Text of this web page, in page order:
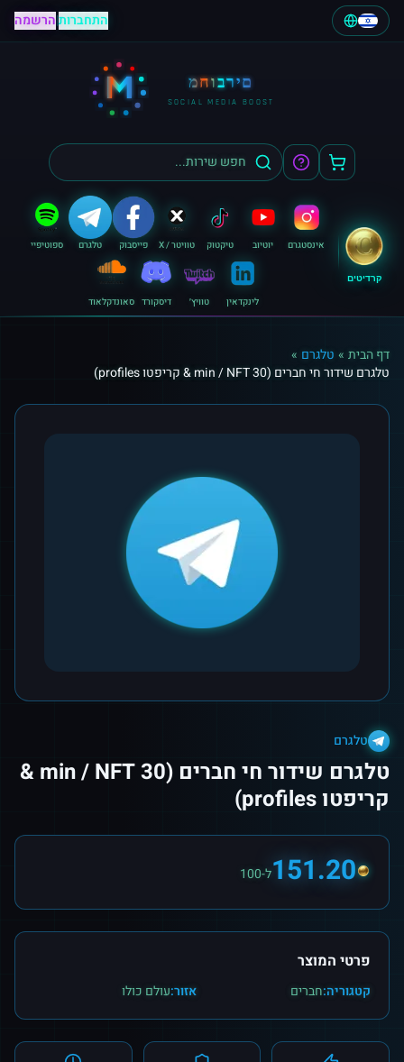
התחברות|הרשמה
M מחוברים
SOCIAL MEDIA BOOST
קרדיטים
אינסטגרם יוטיוב טיקטוק טוויטר / X פייסבוק טלגרם ספוטיפיי
לינקדאין טוויץ׳ דיסקורד סאונדקלאוד
דף הבית » טלגרם »
טלגרם שידור חי חברים (30 min / NFT & קריפטו profiles)
טלגרם
טלגרם שידור חי חברים (30 min / NFT &
קריפטו profiles)
151.20ל-100
פרטי המוצר
קטגוריה:חברים אזור:עולם כולו